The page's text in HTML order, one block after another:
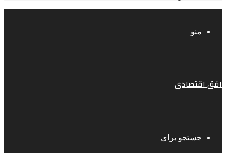
منو
افق اقتصادی
جستجو برای